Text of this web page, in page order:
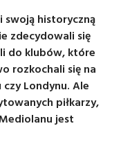
historyczną
zdecydowali się
do klubów, które
rozkochali się na
Londynu. Ale
piłkarzy,
jest